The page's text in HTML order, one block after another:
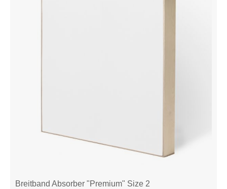
Breitband Absorber "Premium" Size 2